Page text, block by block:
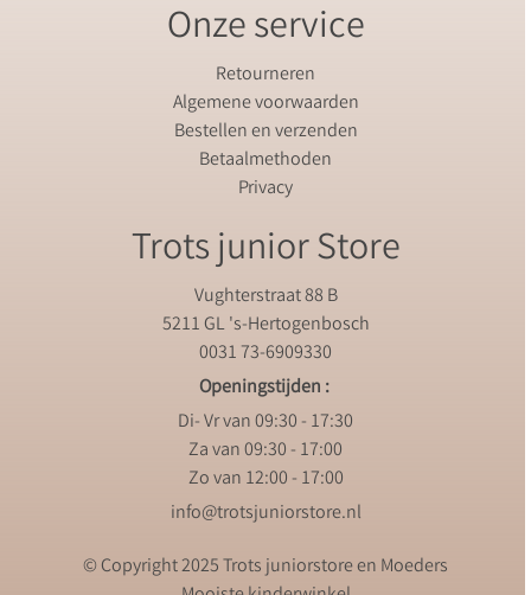
Onze service
Retourneren
Algemene voorwaarden
Bestellen en verzenden
Betaalmethoden
Privacy
Trots junior Store
Vughterstraat 88 B
5211 GL 's-Hertogenbosch
0031 73-6909330
Openingstijden :
Di- Vr van 09:30 - 17:30
Za van 09:30 - 17:00
Zo van 12:00 - 17:00
info@trotsjuniorstore.nl
© Copyright 2025 Trots juniorstore en Moeders